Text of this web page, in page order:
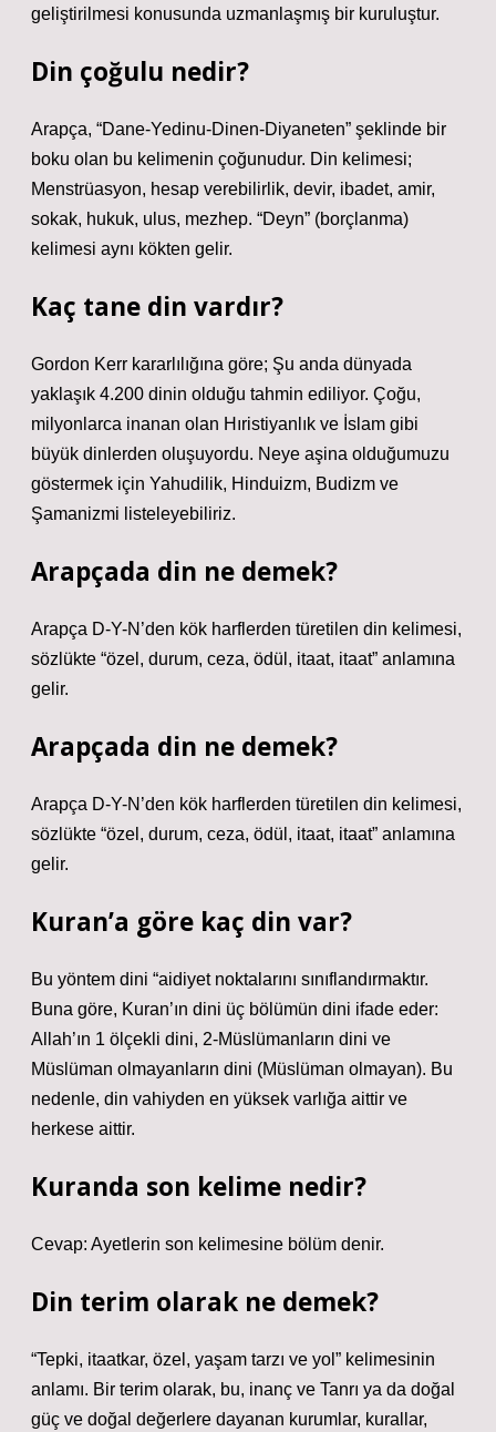
geliştirilmesi konusunda uzmanlaşmış bir kuruluştur.
Din çoğulu nedir?
Arapça, “Dane-Yedinu-Dinen-Diyaneten” şeklinde bir
boku olan bu kelimenin çoğunudur. Din kelimesi;
Menstrüasyon, hesap verebilirlik, devir, ibadet, amir,
sokak, hukuk, ulus, mezhep. “Deyn” (borçlanma)
kelimesi aynı kökten gelir.
Kaç tane din vardır?
Gordon Kerr kararlılığına göre; Şu anda dünyada
yaklaşık 4.200 dinin olduğu tahmin ediliyor. Çoğu,
milyonlarca inanan olan Hıristiyanlık ve İslam gibi
büyük dinlerden oluşuyordu. Neye aşina olduğumuzu
göstermek için Yahudilik, Hinduizm, Budizm ve
Şamanizmi listeleyebiliriz.
Arapçada din ne demek?
Arapça D-Y-N’den kök harflerden türetilen din kelimesi,
sözlükte “özel, durum, ceza, ödül, itaat, itaat” anlamına
gelir.
Arapçada din ne demek?
Arapça D-Y-N’den kök harflerden türetilen din kelimesi,
sözlükte “özel, durum, ceza, ödül, itaat, itaat” anlamına
gelir.
Kuran’a göre kaç din var?
Bu yöntem dini “aidiyet noktalarını sınıflandırmaktır.
Buna göre, Kuran’ın dini üç bölümün dini ifade eder:
Allah’ın 1 ölçekli dini, 2-Müslümanların dini ve
Müslüman olmayanların dini (Müslüman olmayan). Bu
nedenle, din vahiyden en yüksek varlığa aittir ve
herkese aittir.
Kuranda son kelime nedir?
Cevap: Ayetlerin son kelimesine bölüm denir.
Din terim olarak ne demek?
“Tepki, itaatkar, özel, yaşam tarzı ve yol” kelimesinin
anlamı. Bir terim olarak, bu, inanç ve Tanrı ya da doğal
güç ve doğal değerlere dayanan kurumlar, kurallar,